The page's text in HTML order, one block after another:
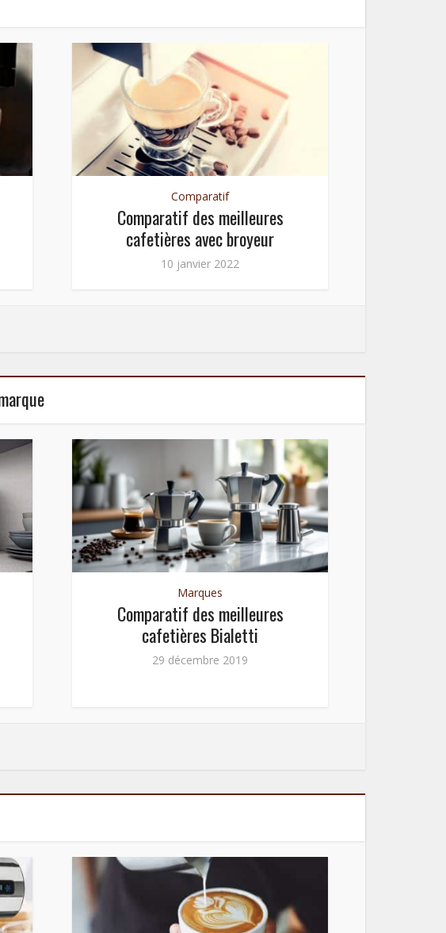
Comparatif
Comparatif des meilleures
cafetières avec broyeur
10 janvier 2022
Marques
Comparatif des meilleures
cafetières Bialetti
29 décembre 2019